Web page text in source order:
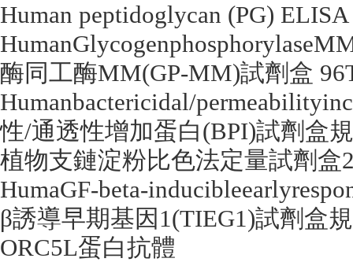
Human peptidoglycan (PG)
酶同工酶MM(GP-MM)試劑盒
Humanbactericidal/
性/通透性增加蛋白(BPI)試劑盒
植物支鏈淀粉比色法定量試劑盒
HumaGF-beta-
β誘導早期基因 1(TIEG1)試劑盒
ORC5L蛋白抗體